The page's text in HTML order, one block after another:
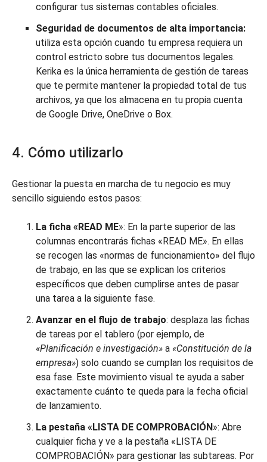
configurar tus sistemas contables oficiales.
Seguridad de documentos de alta importancia:
utiliza esta opción cuando tu empresa requiera un
control estricto sobre tus documentos legales.
Kerika es la única herramienta de gestión de tareas
que te permite mantener la propiedad total de tus
archivos, ya que los almacena en tu propia cuenta
de Google Drive, OneDrive o Box.
4. Cómo utilizarlo
Gestionar la puesta en marcha de tu negocio es muy
sencillo siguiendo estos pasos:
La ficha «READ ME»: En la parte superior de las
columnas encontrarás fichas «READ ME». En ellas
se recogen las «normas de funcionamiento» del flujo
de trabajo, en las que se explican los criterios
específicos que deben cumplirse antes de pasar
una tarea a la siguiente fase.
Avanzar en el flujo de trabajo: desplaza las fichas
de tareas por el tablero (por ejemplo, de
«Planificación e investigación» a «Constitución de la
empresa») solo cuando se cumplan los requisitos de
esa fase. Este movimiento visual te ayuda a saber
exactamente cuánto te queda para la fecha oficial
de lanzamiento.
La pestaña «LISTA DE COMPROBACIÓN»: Abre
cualquier ficha y ve a la pestaña «LISTA DE
COMPROBACIÓN» para gestionar las subtareas. Por